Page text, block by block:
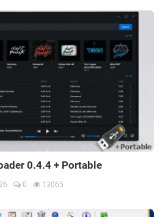
0.4.4 + Portable
0 13065